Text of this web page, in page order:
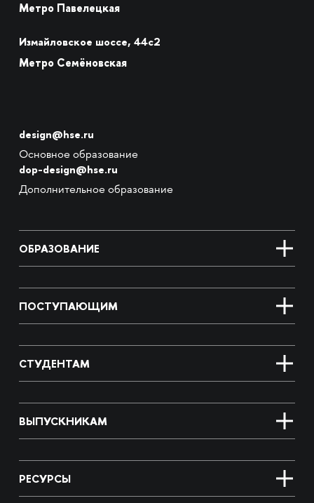
Метро Павелецкая
Измайловское шоссе, 44с2
Метро Семёновская
design@hse.ru
Основное образование
dop-design@hse.ru
Дополнительное образование
ОБРАЗОВАНИЕ
ПОСТУПАЮЩИМ
СТУДЕНТАМ
ВЫПУСКНИКАМ
РЕСУРСЫ